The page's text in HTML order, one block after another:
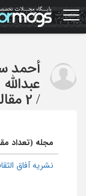
Skip
to
main
أحمد
عبدالله
/ 2 مقاله
مجله (تعداد
نشریه آفاق